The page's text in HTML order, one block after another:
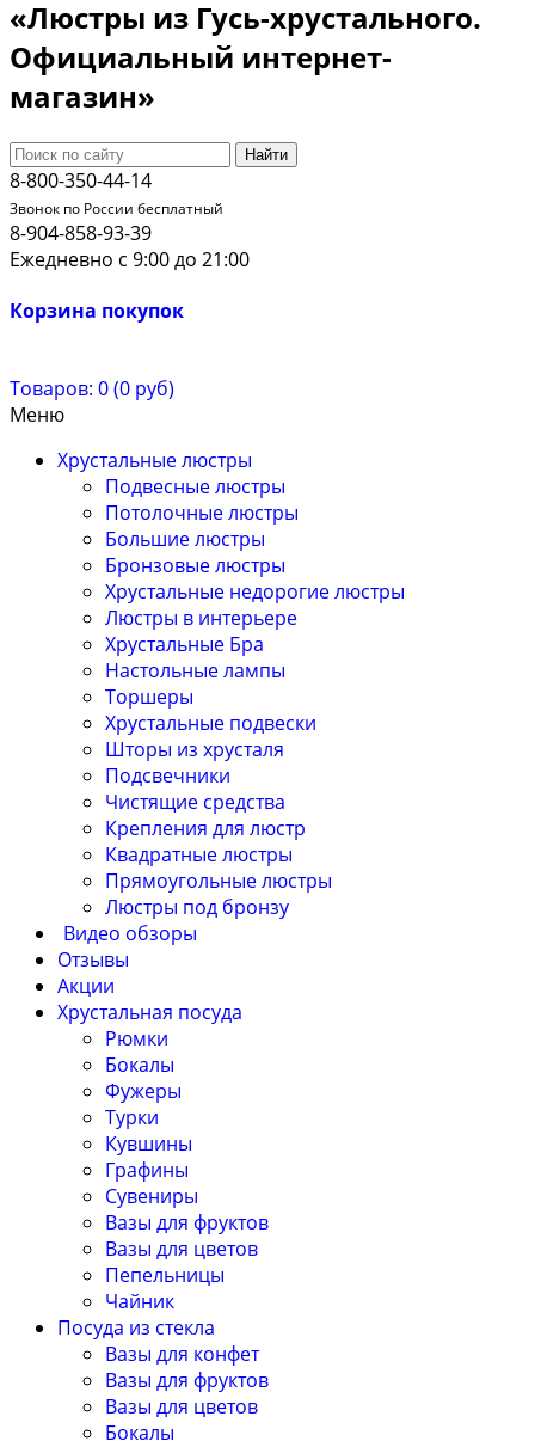
«Люстры из Гусь-хрустального.
Официальный интернет-
магазин»
Найти
8-800-350-44-14
Звонок по России бесплатный
8-904-858-93-39
Ежедневно с 9:00 до 21:00
Корзина покупок
Товаров: 0 (0 руб)
Меню
Хрустальные люстры
Подвесные люстры
Потолочные люстры
Большие люстры
Бронзовые люстры
Хрустальные недорогие люстры
Люстры в интерьере
Хрустальные Бра
Настольные лампы
Торшеры
Хрустальные подвески
Шторы из хрусталя
Подсвечники
Чистящие средства
Крепления для люстр
Квадратные люстры
Прямоугольные люстры
Люстры под бронзу
Видео обзоры
Отзывы
Акции
Хрустальная посуда
Рюмки
Бокалы
Фужеры
Турки
Кувшины
Графины
Сувениры
Вазы для фруктов
Вазы для цветов
Пепельницы
Чайник
Посуда из стекла
Вазы для конфет
Вазы для фруктов
Вазы для цветов
Бокалы